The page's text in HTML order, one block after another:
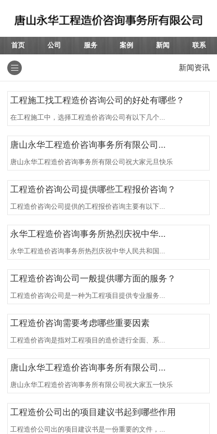
首页 公司 服务 案例 新闻 联系
新闻资讯
工程施工找工程造价咨询公司的好处有哪些？
在工程施工中，选择工程造价咨询公司有以下几个...
唐山永华工程造价咨询事务所有限公司...
唐山永华工程造价咨询事务所有限公司祝大家元旦快乐
工程造价咨询公司提供哪些工程报价咨询？
工程造价咨询公司提供的工程报价咨询主要有以下...
永华工程造价咨询事务所热烈庆祝中华...
永华工程造价咨询事务所热烈庆祝中华人民共和国...
工程造价咨询公司一般提供哪方面的服务？
工程造价咨询公司是一种为工程项目提供专业服务...
工程造价咨询需要考虑哪些重要因素
工程造价咨询是指对工程项目的造价进行全面、系...
唐山永华工程造价咨询事务所有限公司...
唐山永华工程造价咨询事务所有限公司祝大家五一快乐
工程造价公司出的项目建议书起到哪些作用
工程造价公司出的项目建议书是一份重要的文件，...